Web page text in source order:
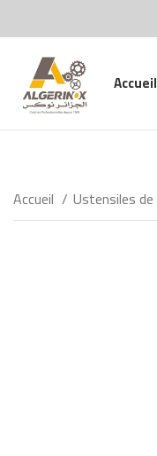
Accueil
Accueil Ustensiles de